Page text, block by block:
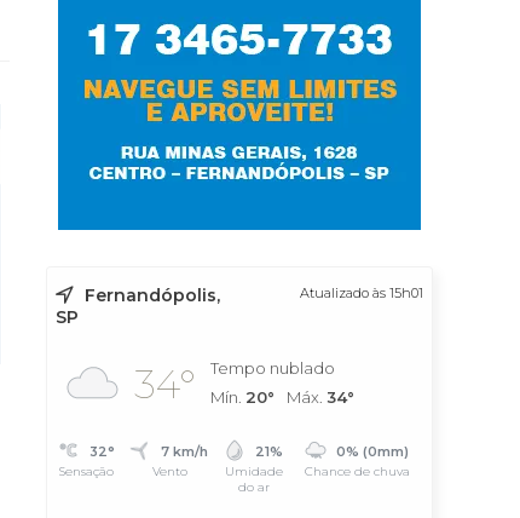
Fernandópolis,
SP
Atualizado às 15h01
34°
Tempo nublado
Mín. 20° Máx. 34°
32°
Sensação
7 km/h
Vento
21%
Umidade
do ar
0% (0mm)
Chance de chuva